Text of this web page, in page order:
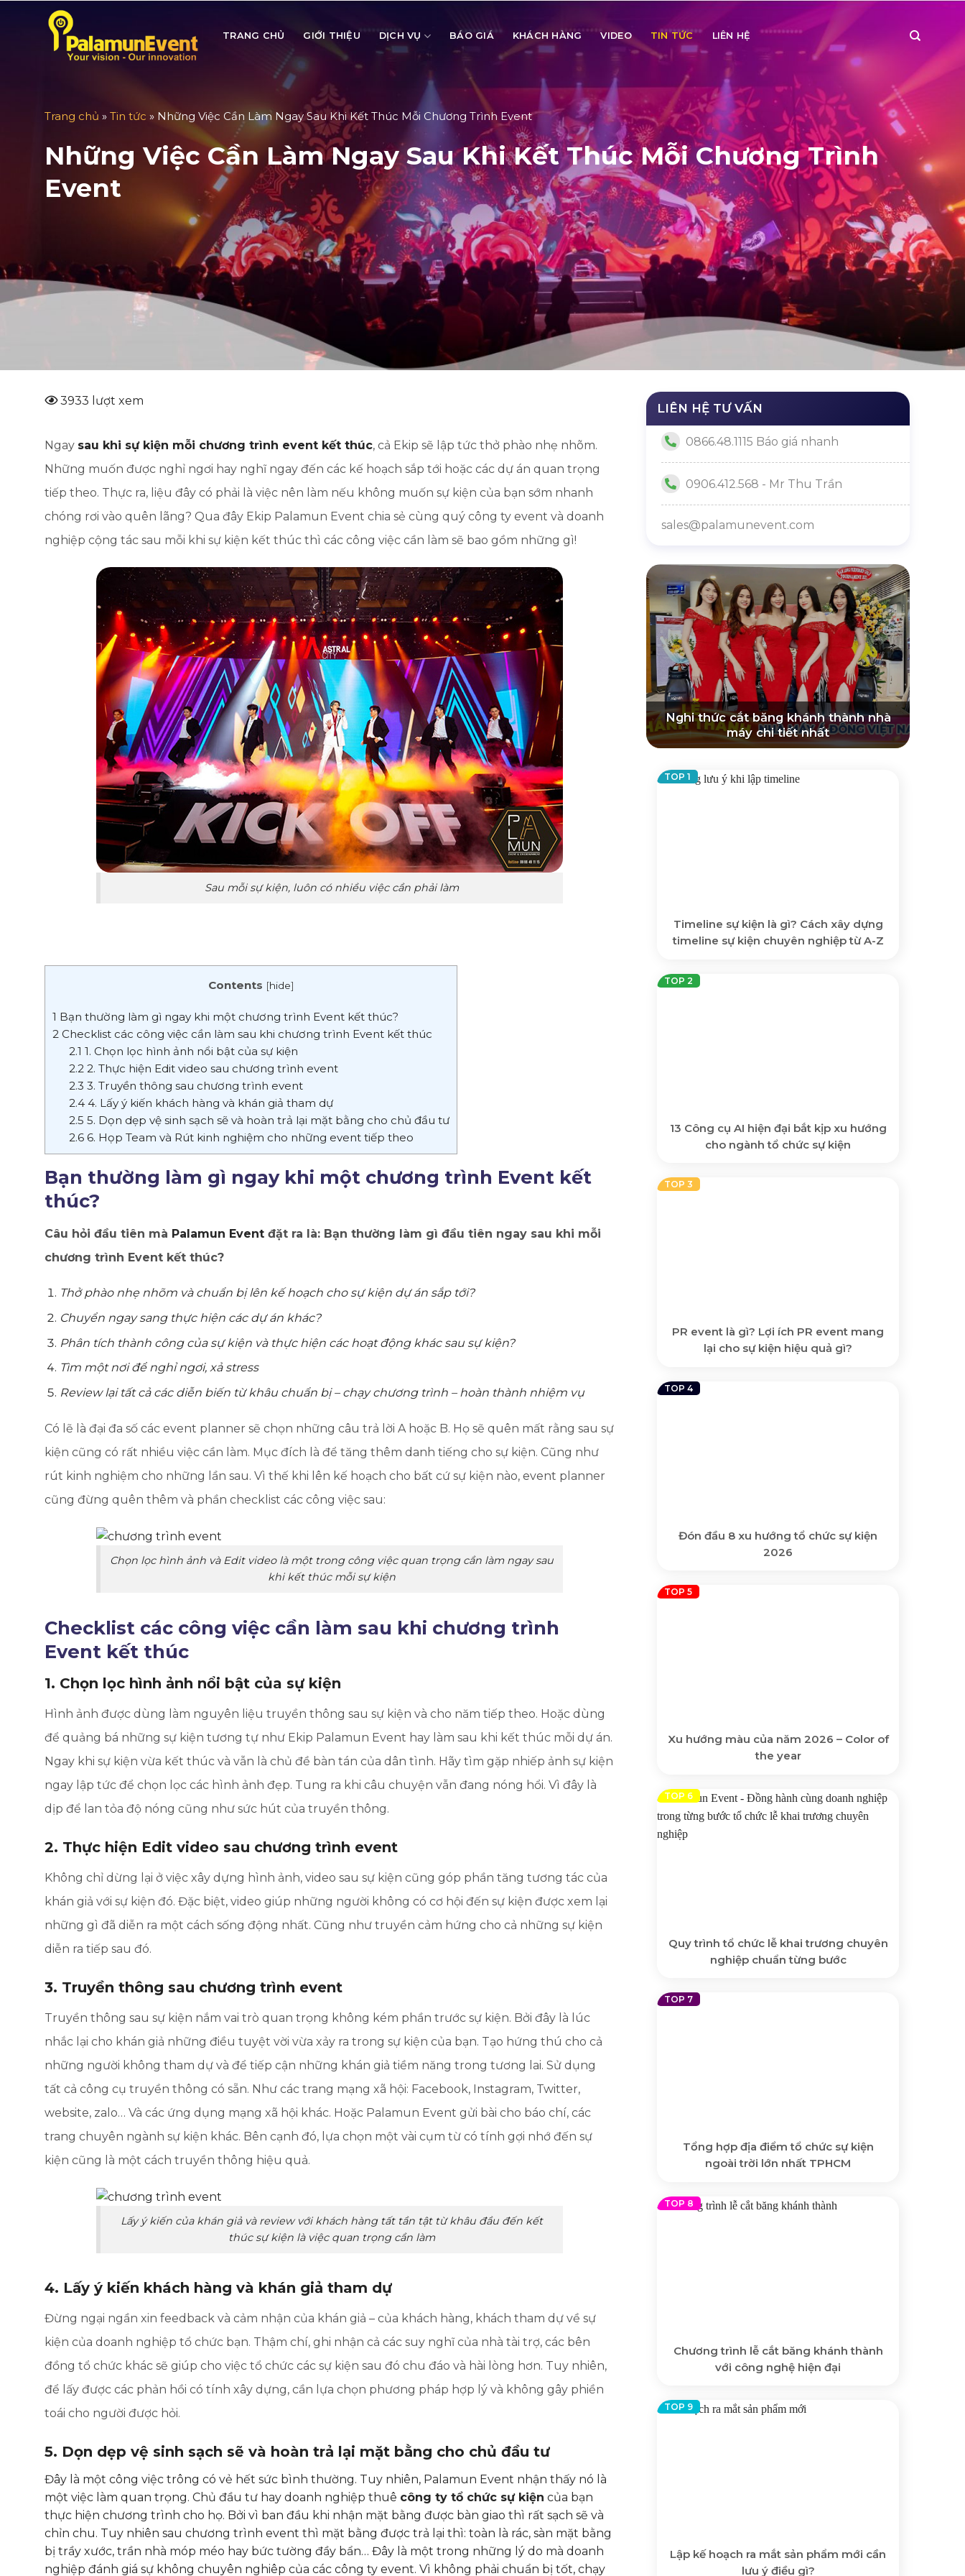
TRANG CHỦ GIỚI THIỆU DỊCH VỤ BÁO GIÁ KHÁCH HÀNG VIDEO TIN TỨC LIÊN HỆ
Trang chủ » Tin tức » Những Việc Cần Làm Ngay Sau Khi Kết Thúc Mỗi Chương Trình Event
Những Việc Cần Làm Ngay Sau Khi Kết Thúc Mỗi Chương Trình
Event
3933 lượt xem
Ngay sau khi sự kiện mỗi chương trình event kết thúc, cả Ekip sẽ lập tức thở phào nhẹ nhõm.
Những muốn được nghỉ ngơi hay nghĩ ngay đến các kế hoạch sắp tới hoặc các dự án quan trọng
tiếp theo. Thực ra, liệu đây có phải là việc nên làm nếu không muốn sự kiện của bạn sớm nhanh
chóng rơi vào quên lãng? Qua đây Ekip Palamun Event chia sẻ cùng quý công ty event và doanh
nghiệp cộng tác sau mỗi khi sự kiện kết thúc thì các công việc cần làm sẽ bao gồm những gì!
Sau mỗi sự kiện, luôn có nhiều việc cần phải làm
Contents [hide]
1 Bạn thường làm gì ngay khi một chương trình Event kết thúc?
2 Checklist các công việc cần làm sau khi chương trình Event kết thúc
2.1 1. Chọn lọc hình ảnh nổi bật của sự kiện
2.2 2. Thực hiện Edit video sau chương trình event
2.3 3. Truyền thông sau chương trình event
2.44. Lấy ý kiến khách hàng và khán giả tham dự
2.5 5. Dọn dẹp vệ sinh sạch sẽ và hoàn trả lại mặt bằng cho chủ đầu tư
2.66. Họp Team và Rút kinh nghiệm cho những event tiếp theo
Bạn thường làm gì ngay khi một chương trình Event kết
thúc?
Câu hỏi đầu tiên mà Palamun Event đặt ra là: Bạn thường làm gì đầu tiên ngay sau khi mỗi
chương trình Event kết thúc?
Thở phào nhẹ nhõm và chuẩn bị lên kế hoạch cho sự kiện dự án sắp tới?
Chuyển ngay sang thực hiện các dự án khác?
Phân tích thành công của sự kiện và thực hiện các hoạt động khác sau sự kiện?
Tìm một nơi để nghỉ ngơi, xả stress
Review lại tất cả các diễn biến từ khâu chuẩn bị – chạy chương trình – hoàn thành nhiệm vụ
Có lẽ là đại đa số các event planner sẽ chọn những câu trả lời A hoặc B. Họ sẽ quên mất rằng sau sự
kiện cũng có rất nhiều việc cần làm. Mục đích là để tăng thêm danh tiếng cho sự kiện. Cũng như
rút kinh nghiệm cho những lần sau. Vì thế khi lên kế hoạch cho bất cứ sự kiện nào, event planner
cũng đừng quên thêm và phần checklist các công việc sau:
Chọn lọc hình ảnh và Edit video là một trong công việc quan trọng cần làm ngay sau
khi kết thúc mỗi sự kiện
Checklist các công việc cần làm sau khi chương trình
Event kết thúc
1. Chọn lọc hình ảnh nổi bật của sự kiện
Hình ảnh được dùng làm nguyên liệu truyền thông sau sự kiện và cho năm tiếp theo. Hoặc dùng
để quảng bá những sự kiện tương tự như Ekip Palamun Event hay làm sau khi kết thúc mỗi dự án.
Ngay khi sự kiện vừa kết thúc và vẫn là chủ đề bàn tán của dân tình. Hãy tìm gặp nhiếp ảnh sự kiện
ngay lập tức để chọn lọc các hình ảnh đẹp. Tung ra khi câu chuyện vẫn đang nóng hổi. Vì đây là
dịp để lan tỏa độ nóng cũng như sức hút của truyền thông.
2. Thực hiện Edit video sau chương trình event
Không chỉ dừng lại ở việc xây dựng hình ảnh, video sau sự kiện cũng góp phần tăng tương tác của
khán giả với sự kiện đó. Đặc biệt, video giúp những người không có cơ hội đến sự kiện được xem lại
những gì đã diễn ra một cách sống động nhất. Cũng như truyền cảm hứng cho cả những sự kiện
diễn ra tiếp sau đó.
3. Truyền thông sau chương trình event
Truyền thông sau sự kiện nắm vai trò quan trọng không kém phần trước sự kiện. Bởi đây là lúc
nhắc lại cho khán giả những điều tuyệt vời vừa xảy ra trong sự kiện của bạn. Tạo hứng thú cho cả
những người không tham dự và để tiếp cận những khán giả tiềm năng trong tương lai. Sử dụng
tất cả công cụ truyền thông có sẵn. Như các trang mạng xã hội: Facebook, Instagram, Twitter,
website, zalo… Và các ứng dụng mạng xã hội khác. Hoặc Palamun Event gửi bài cho báo chí, các
trang chuyên ngành sự kiện khác. Bên cạnh đó, lựa chọn một vài cụm từ có tính gợi nhớ đến sự
kiện cũng là một cách truyền thông hiệu quả.
Lấy ý kiến của khán giả và review với khách hàng tất tần tật từ khâu đầu đến kết
thúc sự kiện là việc quan trọng cần làm
4. Lấy ý kiến khách hàng và khán giả tham dự
Đừng ngại ngần xin feedback và cảm nhận của khán giả – của khách hàng, khách tham dự về sự
kiện của doanh nghiệp tổ chức bạn. Thậm chí, ghi nhận cả các suy nghĩ của nhà tài trợ, các bên
đồng tổ chức khác sẽ giúp cho việc tổ chức các sự kiện sau đó chu đáo và hài lòng hơn. Tuy nhiên,
để lấy được các phản hồi có tính xây dựng, cần lựa chọn phương pháp hợp lý và không gây phiền
toái cho người được hỏi.
5. Dọn dẹp vệ sinh sạch sẽ và hoàn trả lại mặt bằng cho chủ đầu tư
Đây là một công việc trông có vẻ hết sức bình thường. Tuy nhiên, Palamun Event nhận thấy nó là
một việc làm quan trọng. Chủ đầu tư hay doanh nghiệp thuê công ty tổ chức sự kiện của bạn
thực hiện chương trình cho họ. Bởi vì ban đầu khi nhận mặt bằng được bàn giao thì rất sạch sẽ và
chỉn chu. Tuy nhiên sau chương trình event thì mặt bằng được trả lại thì: toàn là rác, sàn mặt bằng
bị trầy xước, trần nhà móp méo hay bức tường đầy bẩn… Đây là một trong những lý do mà doanh
nghiệp đánh giá sự không chuyên nghiêp của các công ty event. Vì không phải chuẩn bị tốt, chạy
LIÊN HỆ TƯ VẤN
0866.48.1115 Báo giá nhanh
0906.412.568 - Mr Thu Trần
sales@palamunevent.com
Nghi thức cắt băng khánh thành nhà
máy chi tiết nhất
Timeline sự kiện là gì? Cách xây dựng
timeline sự kiện chuyên nghiệp từ A-Z
13 Công cụ AI hiện đại bắt kịp xu hướng
cho ngành tổ chức sự kiện
PR event là gì? Lợi ích PR event mang
lại cho sự kiện hiệu quả gì?
Đón đầu 8 xu hướng tổ chức sự kiện
2026
Xu hướng màu của năm 2026 – Color of
the year
Quy trình tổ chức lễ khai trương chuyên
nghiệp chuẩn từng bước
Tổng hợp địa điểm tổ chức sự kiện
ngoài trời lớn nhất TPHCM
Chương trình lễ cắt băng khánh thành
với công nghệ hiện đại
Lập kế hoạch ra mắt sản phẩm mới cần
lưu ý điều gì?